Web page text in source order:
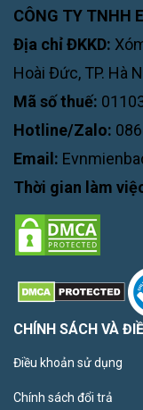
CÔNG TY TNHH
Địa chỉ ĐKKD:
Hoài Đức, TP. Hà
Mã số thuế:
Hotline/Zalo:
Email:
Thời gian làm
CHÍNH SÁCH VÀ
Điều khoản sử dụng
Chính sách đổi trả